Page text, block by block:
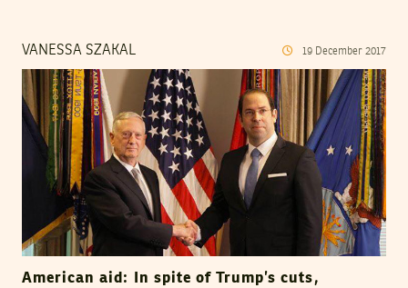
VANESSA SZAKAL 19 December 2017
American aid: In spite of Trump’s cuts,